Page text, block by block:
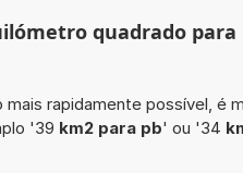
quadrado para
rapidamente possível, é
'39 km2 para pb' ou '34